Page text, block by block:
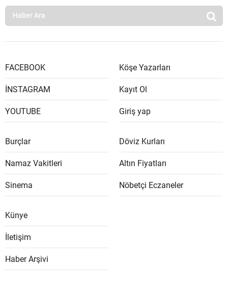
FACEBOOK
İNSTAGRAM
YOUTUBE
Köşe Yazarları
Kayıt Ol
Giriş yap
Burçlar
Namaz Vakitleri
Sinema
Döviz Kurları
Altın Fiyatları
Nöbetçi Eczaneler
Künye
İletişim
Haber Arşivi